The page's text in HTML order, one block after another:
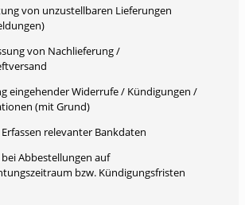
von unzustellbaren Lieferungen
von Nachlieferung /
eingehender Widerrufe / Kündigungen /
(mit Grund)
relevanter Bankdaten
Abbestellungen auf
bzw. Kündigungsfristen